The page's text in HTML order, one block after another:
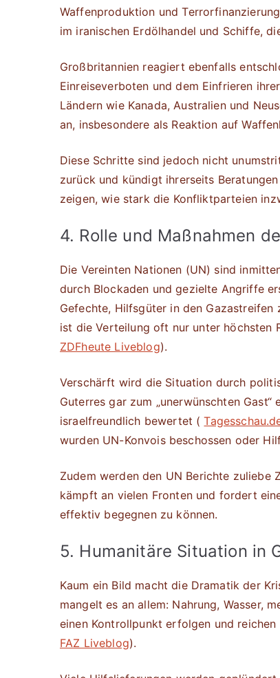
Waffenproduktion und
im iranischen Erdölhandel und Schiffe,
Großbritannien reagiert ebenfalls
Einreiseverboten und dem Einfrieren
Ländern wie Kanada, Australien und
an, insbesondere als Reaktion auf
Diese Schritte sind jedoch nicht
zurück und kündigt ihrerseits
zeigen, wie stark die Konfliktparteien
4. Rolle und Maßnahmen
Die Vereinten Nationen (UN) sind
durch Blockaden und gezielte Angriffe
Gefechte, Hilfsgüter in den
ist die Verteilung oft nur unter höchsten
ZDFheute Liveblog).
Verschärft wird die Situation durch
Guterres gar zum „unerwünschten
israelfreundlich bewertet (
wurden UN-Konvois beschossen oder
Zudem werden den UN Berichte
kämpft an vielen Fronten und fordert
effektiv begegnen zu können.
5. Humanitäre Situation in
Kaum ein Bild macht die Dramatik der
mangelt es an allem: Nahrung, Wasser,
einen Kontrollpunkt erfolgen und
FAZ Liveblog).